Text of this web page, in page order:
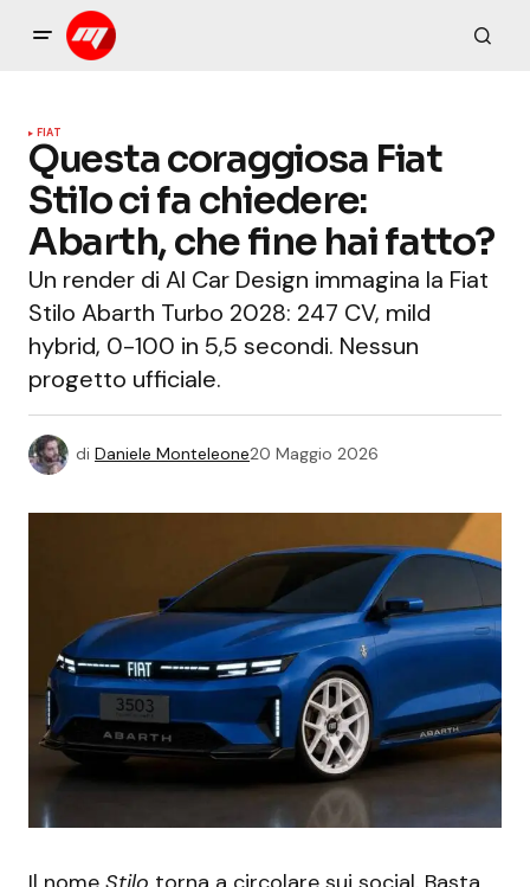
FIAT
Questa coraggiosa Fiat
Stilo ci fa chiedere:
Abarth, che fine hai fatto?
Un render di AI Car Design immagina la Fiat
Stilo Abarth Turbo 2028: 247 CV, mild
hybrid, 0-100 in 5,5 secondi. Nessun
progetto ufficiale.
di Daniele Monteleone20 Maggio 2026